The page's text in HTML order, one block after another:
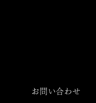
お問い合わせ